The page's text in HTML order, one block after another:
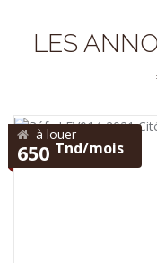
LES
à louer
650 Tnd/mois